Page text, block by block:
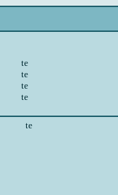
te
te
te
te
te